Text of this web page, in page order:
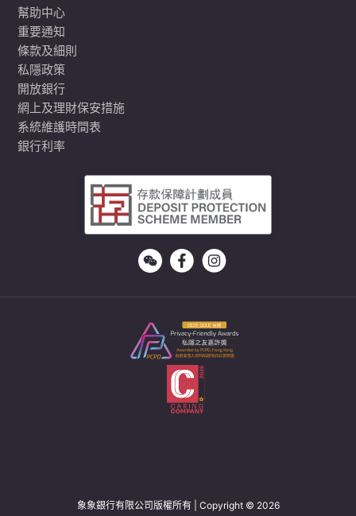
幫助中心
重要通知
條款及細則
私隱政策
開放銀行
網上及理財保安措施
系統維護時間表
銀行利率
象象銀行有限公司版權所有 | Copyright © 2026